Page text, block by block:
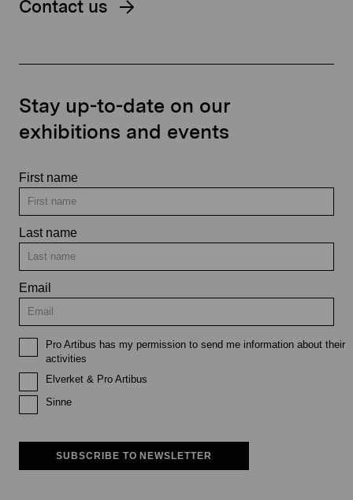
Contact us
Stay up-to-date on our
exhibitions and events
First name
Last name
Email
Pro Artibus has my permission to send me information about their
activities
Elverket & Pro Artibus
Sinne
SUBSCRIBE TO NEWSLETTER